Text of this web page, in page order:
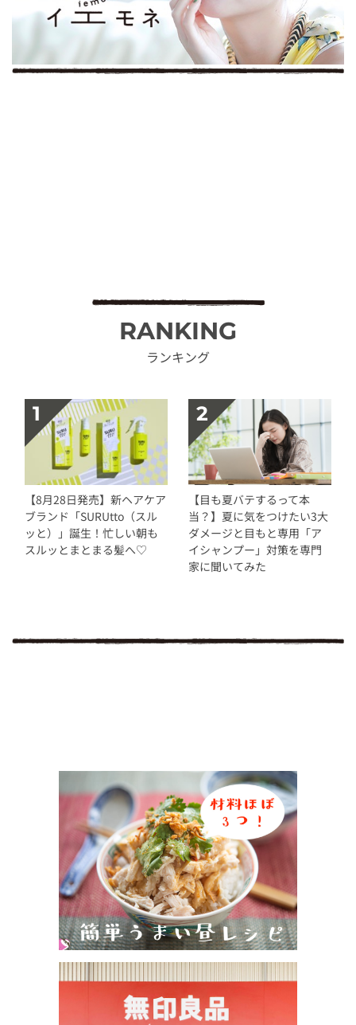
RANKING
ランキング
【8月28日発売】新ヘアケア
ブランド「SURUtto（スル
ッと）」誕生！忙しい朝も
スルッとまとまる髪へ♡
【目も夏バテするって本
当？】夏に気をつけたい3大
ダメージと目もと専用「ア
イシャンプー」対策を専門
家に聞いてみた